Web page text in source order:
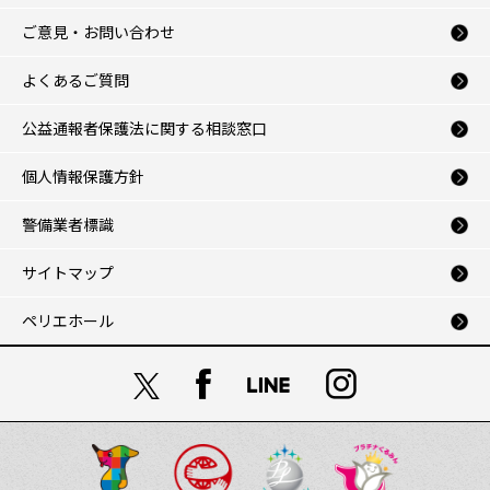
ご意見・お問い合わせ
よくあるご質問
公益通報者保護法に関する相談窓口
個人情報保護方針
警備業者標識
サイトマップ
ペリエホール